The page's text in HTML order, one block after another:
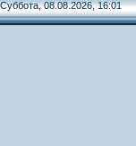
Суббота, 08.08.2026, 16:01